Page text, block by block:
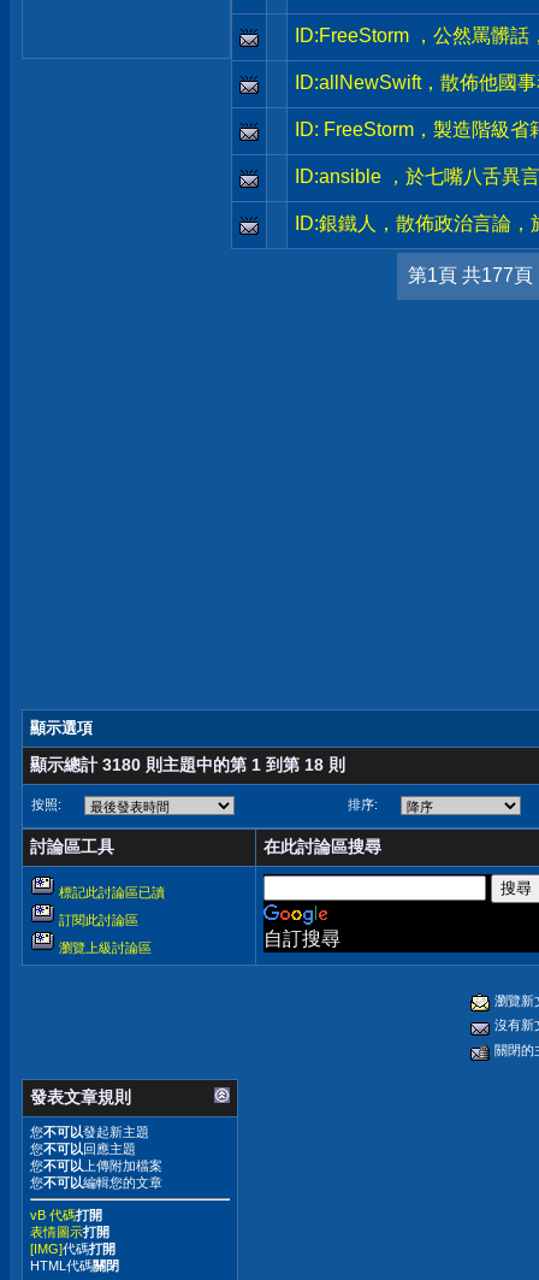
ID:FreeStorm ，公然罵髒
ID:allNewSwift，散佈他國
ID: FreeStorm，製造階級
ID:ansible ，於七嘴八舌異
ID:銀鐵人，散佈政治言論
第1頁 共177頁
顯示選項
顯示總計 3180 則主題中的第 1 到第 18 則
按照: 排序:
討論區工具 在此討論區搜尋
標記此討論區已讀
訂閱此討論區
瀏覽上級討論區
自訂搜尋
瀏覽新
沒有新
關閉的
發表文章規則
您不可以發起新主題
您不可以回應主題
您不可以 上傳附加檔案
您不可以編輯您的文章
vB 代碼打開
表情圖示打開
[IMG]代碼打開
HTML代碼關閉